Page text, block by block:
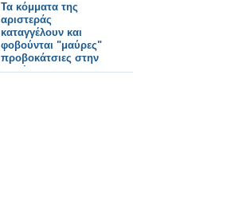
Τα κόμματα της
αριστεράς
καταγγέλουν και
φοβούνται "μαύρες"
προβοκάτσιες στην
παρέλαση!!